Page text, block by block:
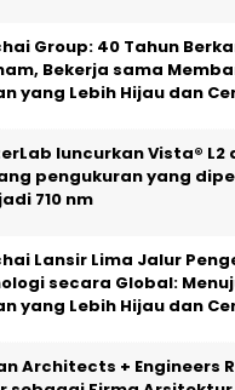
Group: 40 Tahun
Bekerja sama
yang Lebih Hijau dan
luncurkan Vista® L2
pengukuran yang
710 nm
Lansir Lima Jalur
secara Global:
yang Lebih Hijau dan
Architects + Engineers